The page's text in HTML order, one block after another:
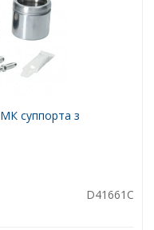
суппорта з
D41661C